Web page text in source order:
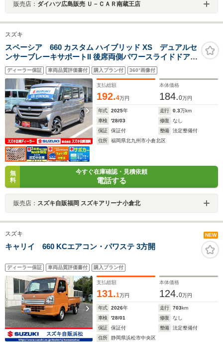
販売店： ダイハツ広島販売 Ｕ－ＣＡＲ南蔵王店
スズキ
スペーシア 660 カスタム ハイブリッド XS デュアルセ
ンサーブレーキサポートII 後席両側パワースライドドア
LEDヘッドランプ 15インチアルミホイール ヘッドアップ
ディスプレイ
ディーラー保証 車両品質評価書付 購入プラン付 360°画像付
支払総額
192.4万円
本体価格
184.0万円
年式 2025年 走行 0.3万km
車検
'28/03 修復
なし
保証
保証付 整備
法定整備付
住所
福岡県北九州市小倉北区
無
料
今すぐ在庫確認・見積依頼
電話する
販売店： スズキ自販福岡 スズキアリーナ小倉北
スズキ NEW
キャリイ 660 KCエアコン・パワステ 3方開
ディーラー保証 車両品質評価書付 購入プラン付
支払総額
131.1万円
本体価格
124.0万円
年式 2026年 走行 703km
車検
'28/01 修復
なし
保証
保証付 整備
法定整備付
住所
静岡県浜松市中央区